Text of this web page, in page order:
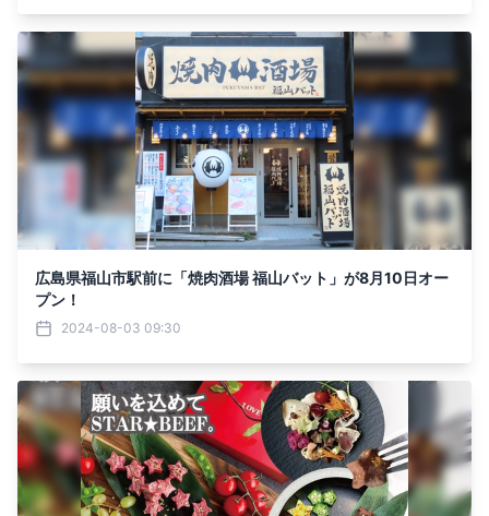
広島県福山市駅前に「焼肉酒場 福山バット」が8月10日オー
プン！
2024-08-03 09:30